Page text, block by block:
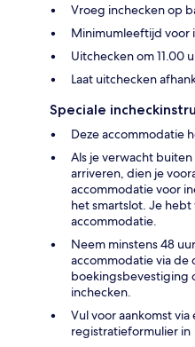
Vroeg inchecken op
Minimumleeftijd voor
Uitchecken om 11.00
Laat uitchecken
Speciale
Deze accommodatie
Als je verwacht
arriveren, dien je
accommodatie voor
het smartslot. Je
accommodatie.
Neem minstens 48
accommodatie via
boekingsbevestiging
inchecken.
Vul voor aankomst
registratieformulier in